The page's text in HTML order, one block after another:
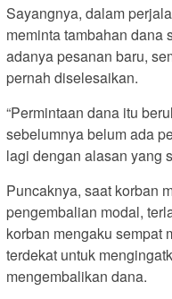
Sayangnya, dalam
meminta tambahan dana
adanya pesanan baru,
pernah diselesaikan.
“Permintaan dana itu
sebelumnya belum ada
lagi dengan alasan yang
Puncaknya, saat korban
pengembalian modal,
korban mengaku sempat
terdekat untuk
mengembalikan dana.